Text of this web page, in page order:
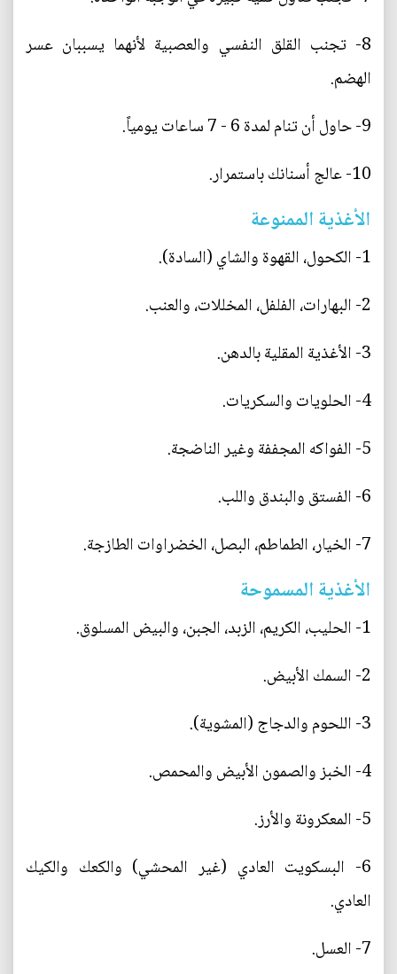
8- تجنب القلق النفسي والعصبية لأنهما يسببان عسر
الهضم.
9- حاول أن تنام لمدة 6 - 7 ساعات يومياً.
10- عالج أسنانك باستمرار.
الأغذية الممنوعة
1- الكحول، القهوة والشاي (السادة).
2- البهارات، الفلفل، المخللات، والعنب.
3- الأغذية المقلية بالدهن.
4- الحلويات والسكريات.
5- الفواكه المجففة وغير الناضجة.
6- الفستق والبندق واللب.
7- الخيار، الطماطم، البصل، الخضراوات الطازجة.
الأغذية المسموحة
1- الحليب، الكريم، الزبد، الجبن، والبيض المسلوق.
2- السمك الأبيض.
3- اللحوم والدجاج (المشوية).
4- الخبز والصمون الأبيض والمحمص.
5- المعكرونة والأرز.
6- البسكويت العادي (غير المحشي) والكعك والكيك
العادي.
7- العسل.